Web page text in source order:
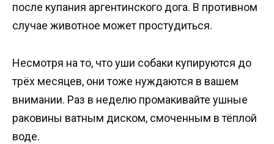
после купания аргентинского дога. В противном
случае животное может простудиться.
Несмотря на то, что уши собаки купируются до
трёх месяцев, они тоже нуждаются в вашем
внимании. Раз в неделю промакивайте ушные
раковины ватным диском, смоченным в тёплой
воде.